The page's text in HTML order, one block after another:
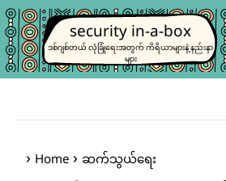
security in-a-box
ဒစ်ဂျစ်တယ် လုံခြုံရေးအတွက် ကိရိယာများနဲ့ နည်းနာ
များ
Home ဆက်သွယ်ရေး